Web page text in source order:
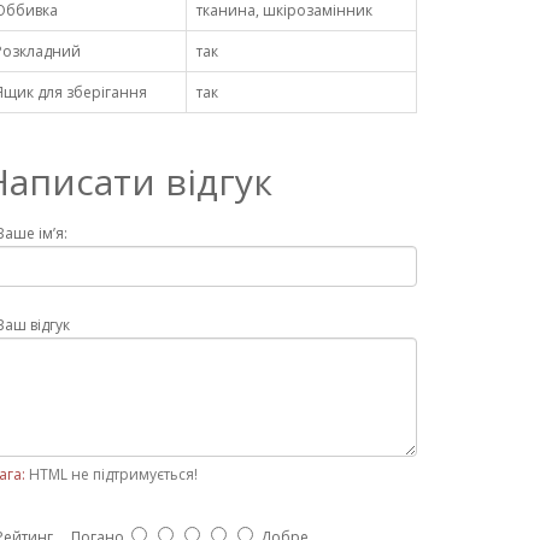
тканина, шкірозамінник
так
для зберігання
так
відгук
ім’я:
відгук
HTML не підтримується!